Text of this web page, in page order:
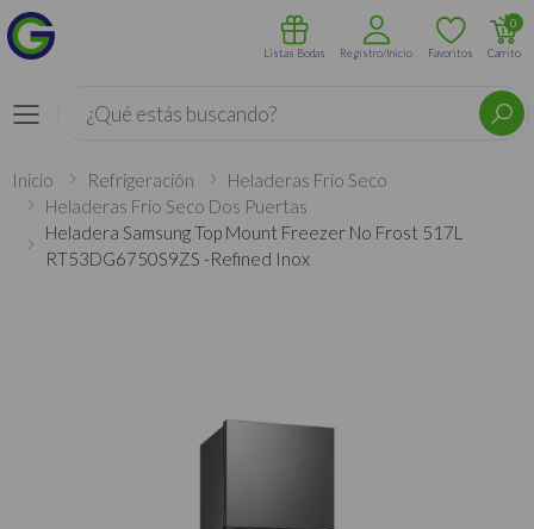
Menú
Listas Bodas Registro/Inicio Favoritos Carrito
0
Inicio Refrigeración
Heladeras Frío Seco
Heladeras Frío Seco Dos Puertas
Heladera Samsung Top Mount Freezer No Frost 517L
RT53DG6750S9ZS -Refined Inox